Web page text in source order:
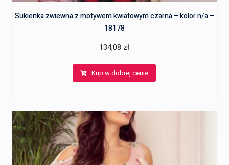
Sukienka zwiewna z motywem kwiatowym czarna – kolor n/a –
18178
134,08 zł
Kup w dobrej cenie